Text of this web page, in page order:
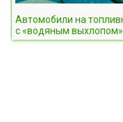
Автомобили на
с «водяным выхлопом»